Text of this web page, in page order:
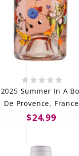
Summer In A
De Provence, France
$24.99